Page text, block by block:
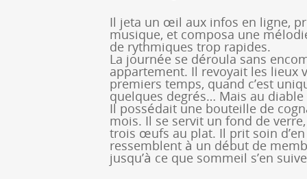
Il jeta un œil aux infos en ligne,
musique, et composa une
de rythmiques trop rapides.
La journée se déroula sans
appartement. Il revoyait les lieux
premiers temps, quand c’est
quelques degrés… Mais au
Il possédait une bouteille de
mois. Il se servit un fond de
trois œufs au plat. Il prit soin
ressemblent à un début de
jusqu’à ce que sommeil s’en